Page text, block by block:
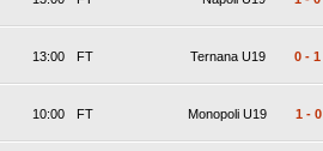
FT
13:00 Ternana U19 0 - 1
FT
10:00 Monopoli U19 1 - 0